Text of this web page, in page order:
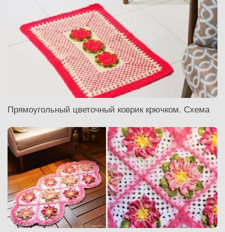
Прямоугольный цветочный коврик крючком. Схема